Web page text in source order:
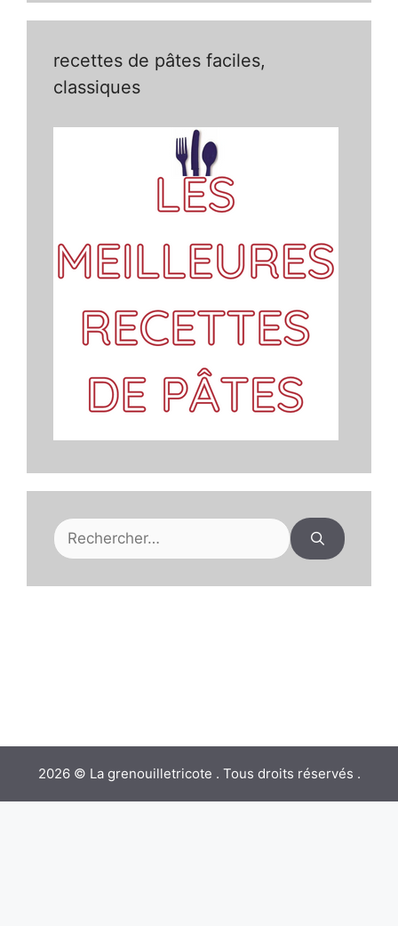
recettes de pâtes faciles,
classiques
Rechercher :
2026 © La grenouilletricote . Tous droits réservés .